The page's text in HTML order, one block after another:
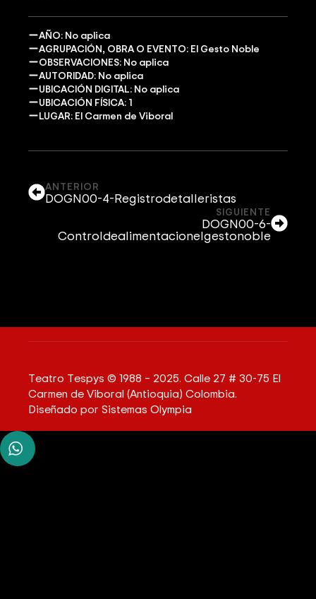
AÑO: No aplica
AGRUPACIÓN, OBRA O EVENTO: El Gesto Noble
OBSERVACIONES: No aplica
AUTORIDAD: No aplica
UBICACIÓN DIGITAL: No aplica
UBICACIÓN FÍSICA: 1
LUGAR: El Carmen de Viboral
ANTERIOR
DOGN00-4-Registrodetalleristas
SIGUIENTE
DOGN00-6-
Controldealimentacionelgestonoble
Teatro Tespys © 1988 – 2025. Calle 27 # 30-75 El
Carmen de Viboral (Antioquia) Colombia.
Diseñado por Sistemas Olympia